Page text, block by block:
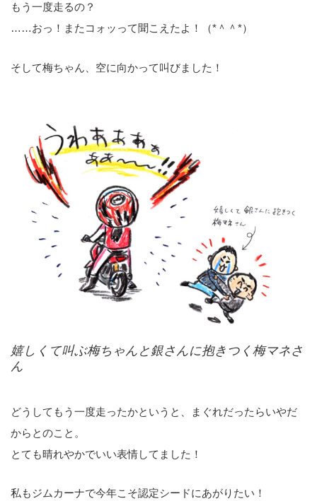
もう一度走るの？
……おっ！またコォッって聞こえたよ！（*＾＾*）
そして梅ちゃん、空に向かって叫びました！
嬉しくて叫ぶ梅ちゃんと銀さんに抱きつく梅マネさ
ん
どうしてもう一度走ったかというと、まぐれだったらいやだ
からとのこと。
とても晴れやかでいい表情してました！
私もジムカーナで今年こそ認定シードにあがりたい！